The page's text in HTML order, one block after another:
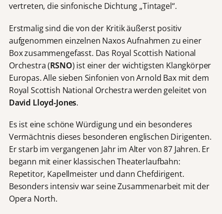
vertreten, die sinfonische Dichtung „Tintagel“.
Erstmalig sind die von der Kritik äußerst positiv
aufgenommen einzelnen Naxos Aufnahmen zu einer
Box zusammengefasst. Das Royal Scottish National
Orchestra (RSNO) ist einer der wichtigsten Klangkörper
Europas. Alle sieben Sinfonien von Arnold Bax mit dem
Royal Scottish National Orchestra werden geleitet von
David Lloyd-Jones.
Es ist eine schöne Würdigung und ein besonderes
Vermächtnis dieses besonderen englischen Dirigenten.
Er starb im vergangenen Jahr im Alter von 87 Jahren. Er
begann mit einer klassischen Theaterlaufbahn:
Repetitor, Kapellmeister und dann Chefdirigent.
Besonders intensiv war seine Zusammenarbeit mit der
Opera North.